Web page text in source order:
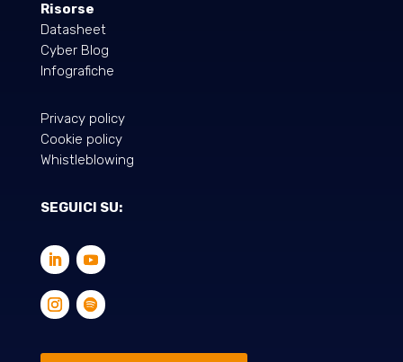
Risorse
Datasheet
Cyber Blog
Infografiche
Privacy policy
Cookie policy
Whistleblowing
SEGUICI SU: